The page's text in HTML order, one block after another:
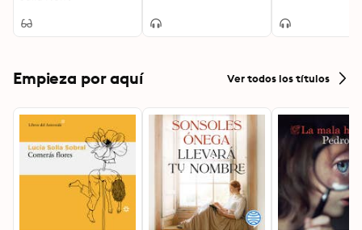
Empieza por aquí Ver todos los títulos